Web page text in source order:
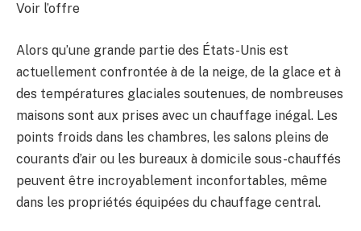
Voir l’offre
Alors qu’une grande partie des États-Unis est
actuellement confrontée à de la neige, de la glace et à
des températures glaciales soutenues, de nombreuses
maisons sont aux prises avec un chauffage inégal. Les
points froids dans les chambres, les salons pleins de
courants d’air ou les bureaux à domicile sous-chauffés
peuvent être incroyablement inconfortables, même
dans les propriétés équipées du chauffage central.